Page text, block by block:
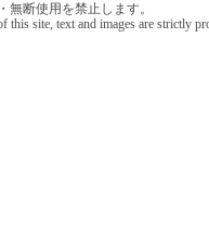
断使用を禁止します。
this site, text and images are strictly